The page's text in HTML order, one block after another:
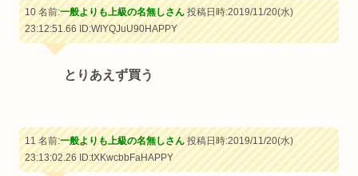
10 名前:一般よりも上級の名無しさん投稿日時:2019/11/20(水)
23:12:51.66ID:WIYQJuU90HAPPY
とりあえず買う
11 名前:一般よりも上級の名無しさん投稿日時:2019/11/20(水)
23:13:02.26ID:tXKwcbbFaHAPPY